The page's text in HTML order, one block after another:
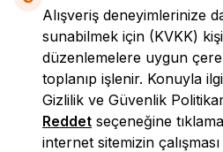
Alışveriş deneyimlerinize
sunabilmek için (KVKK)
düzenlemelere uygun
toplanıp işlenir. Konuyla
Gizlilik ve Güvenlik
Reddet seçeneğine
internet sitemizin